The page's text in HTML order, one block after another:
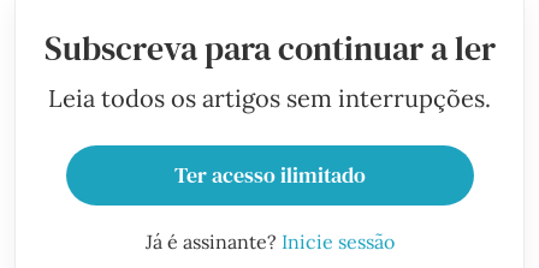
Subscreva para continuar a ler
Leia todos os artigos sem interrupções.
Ter acesso ilimitado
Já é assinante? Inicie sessão